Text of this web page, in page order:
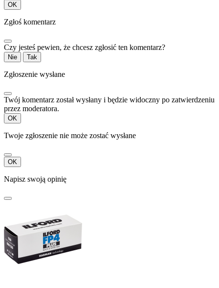
OK
Zgłoś komentarz
Czy jesteś pewien, że chcesz zgłosić ten komentarz?
Nie Tak
Zgłoszenie wysłane
Twój komentarz został wysłany i będzie widoczny po zatwierdzeniu
przez moderatora.
OK
Twoje zgłoszenie nie może zostać wysłane
OK
Napisz swoją opinię